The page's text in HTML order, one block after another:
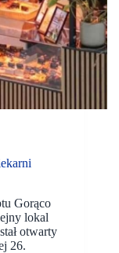
Gorąco
lokal
otwarty
26.